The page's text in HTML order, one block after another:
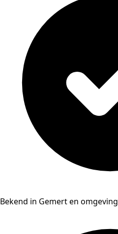
Bekend in Gemert en omgeving